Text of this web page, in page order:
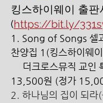
킹스하이웨이 출
(https://bit.ly/
1. Song of Songs 셀
찬양집 1(킹스하이웨
13,500원 (정가
2. 하나님의 집이 되라